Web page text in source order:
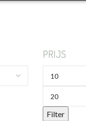
PRIJS
Filter